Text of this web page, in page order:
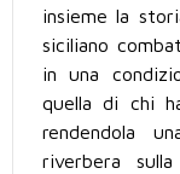
insieme la
siciliano
in una
quella di chi
rendendola
riverbera